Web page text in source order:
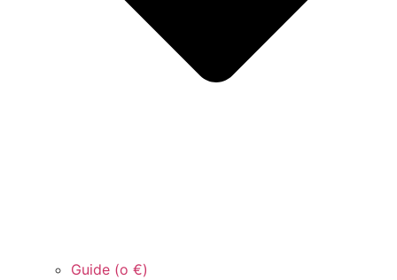
Guide (o €)